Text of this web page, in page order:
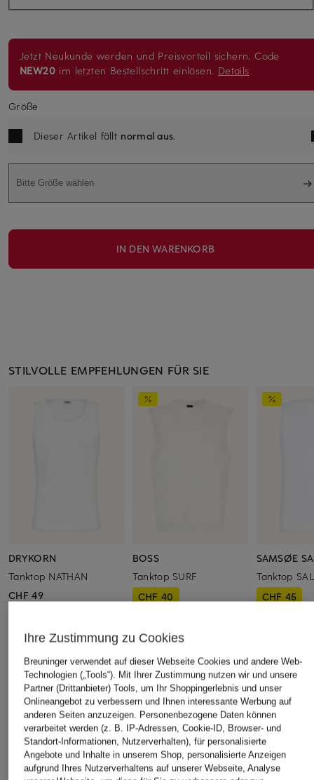
Jetzt Neukunde werden und Preisvorteil sichern. Code
NEW20 im letzten Bestellschritt einlösen. Details
Größe
Dieser Artikel fällt normal aus.
Bitte Größe wählen
IN DEN WARENKORB
STILVOLLE EMPFEHLUNGEN FÜR SIE
DRYKORN
Tanktop NATHAN
CHF 49
BOSS
Tanktop SURF
CHF 40
SAMSØE
Tanktop
CHF 45
ÄHNLICHE ARTIKEL ENTDECKEN
Ihre Zustimmung zu Cookies
Breuninger verwendet auf dieser Webseite Cookies und andere Web-
Technologien („Tools“). Mit Ihrer Zustimmung nutzen wir und unsere
Partner (Drittanbieter) Tools, um Ihr Shoppingerlebnis und unser
Onlineangebot zu verbessern und Ihnen interessante Werbung auf
anderen Seiten anzuzeigen. Personenbezogene Daten können
verarbeitet werden (z. B. IP-Adressen, Cookie-ID, Browser- und
Standort-Informationen, Nutzerverhalten), für personalisierte
Angebote und Inhalte in unserem Shop, personalisierte Anzeigen
aufgrund Ihres Nutzerverhaltens auf unserer Webseite, Analyse